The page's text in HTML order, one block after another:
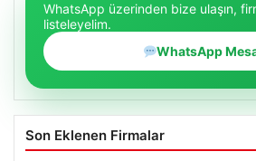
WhatsApp üzerinden bize ulaşın,
listeleyelim.
WhatsApp
Son Eklenen Firmalar